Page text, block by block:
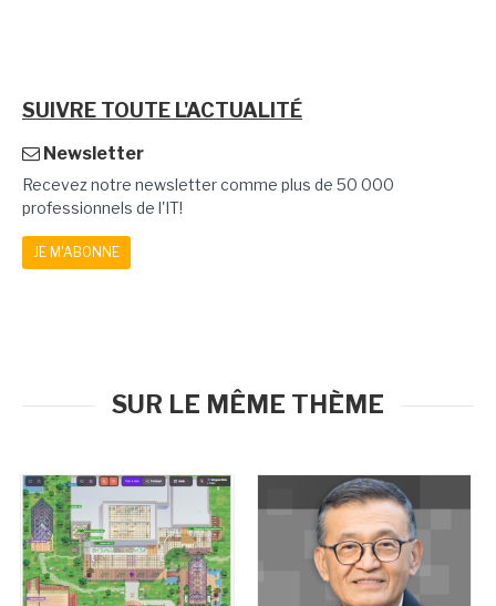
SUIVRE TOUTE L'ACTUALITÉ
Newsletter
Recevez notre newsletter comme plus de 50 000
professionnels de l'IT!
JE M'ABONNE
SUR LE MÊME THÈME